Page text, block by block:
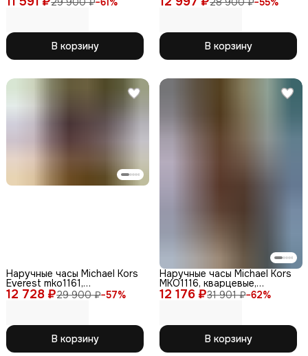
нержавеющая сталь
В корзину
мужские
В корзину
12 728 ₽29 900 ₽−57%
Наручные часы Michael Kors
Everest mko1161,
серебристый корпус,
нержавеющая сталь и
В корзину
12 176 ₽31 901 ₽−62%
Наручные часы Michael Kors
MKO1116, кварцевые,
женские, водонепр.,
стильный дизайн
В корзину